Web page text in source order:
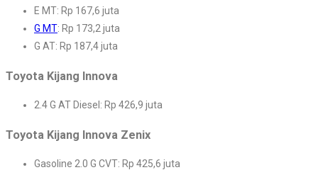
E MT: Rp 167,6 juta
G MT: Rp 173,2 juta
G AT: Rp 187,4 juta
Toyota Kijang Innova
2.4 G AT Diesel: Rp 426,9 juta
Toyota Kijang Innova Zenix
Gasoline 2.0 G CVT: Rp 425,6 juta